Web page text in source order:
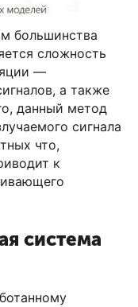
большинства
сложность
—
а также
данный метод
сигнала
что,
к
система